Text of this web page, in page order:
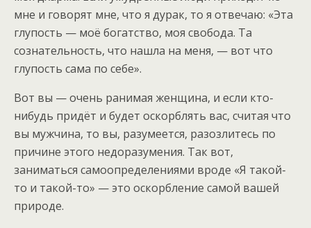
мне и говорят мне, что я дурак, то я отвечаю: «Эта
глупость — моё богатство, моя свобода. Та
сознательность, что нашла на меня, — вот что
глупость сама по себе».
Вот вы — очень ранимая женщина, и если кто-
нибудь придёт и будет оскорблять вас, считая что
вы мужчина, то вы, разумеется, разозлитесь по
причине этого недоразумения. Так вот,
заниматься самоопределениями вроде «Я такой-
то и такой-то» — это оскорбление самой вашей
природе.